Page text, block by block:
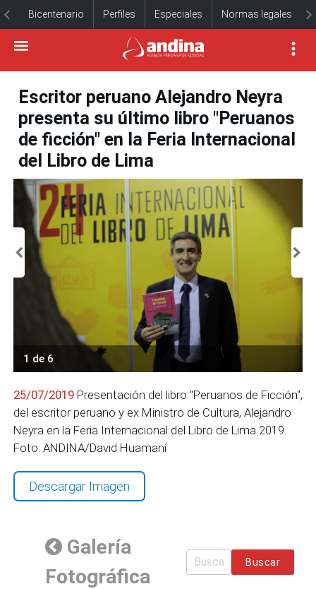
Bicentenario Perfiles Especiales Normas legales
Escritor peruano Alejandro Neyra
presenta su último libro "Peruanos
de ficción" en la Feria Internacional
del Libro de Lima
1 de 6
25/07/2019 Presentación del libro "Peruanos de Ficción",
del escritor peruano y ex Ministro de Cultura, Alejandro
Neyra en la Feria Internacional del Libro de Lima 2019.
Foto: ANDINA/David Huamaní
Descargar Imagen
Galería
Fotográfica
Buscar